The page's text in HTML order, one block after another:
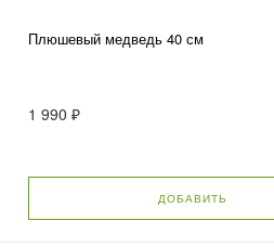
Плюшевый медведь 40 см
1 990 ₽
ДОБАВИТЬ